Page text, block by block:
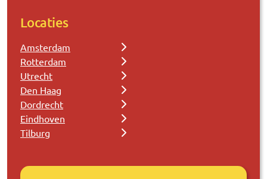
Locaties
Amsterdam
Rotterdam
Utrecht
Den Haag
Dordrecht
Eindhoven
Tilburg